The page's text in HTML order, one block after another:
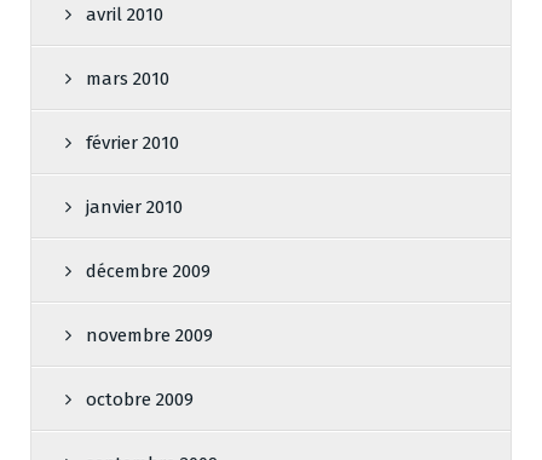
avril 2010
mars 2010
février 2010
janvier 2010
décembre 2009
novembre 2009
octobre 2009